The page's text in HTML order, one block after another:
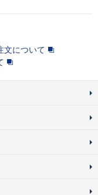
文について